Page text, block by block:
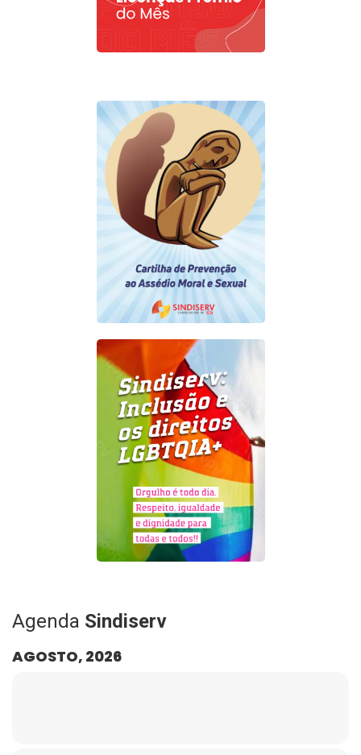
Agenda Sindiserv
AGOSTO, 2026